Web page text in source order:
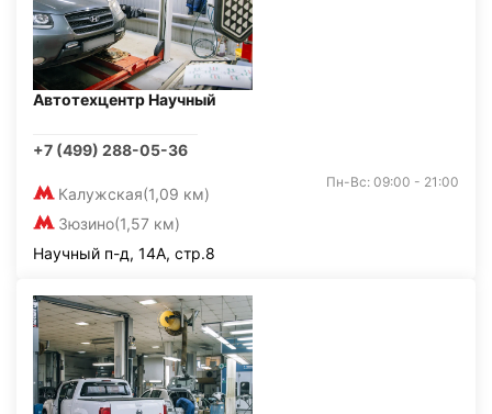
Автотехцентр Научный
+7 (499) 288-05-36
Калужская(1,09 км)
Зюзино(1,57 км)
Пн-Вс: 09:00 - 21:00
Научный п-д, 14А, стр.8